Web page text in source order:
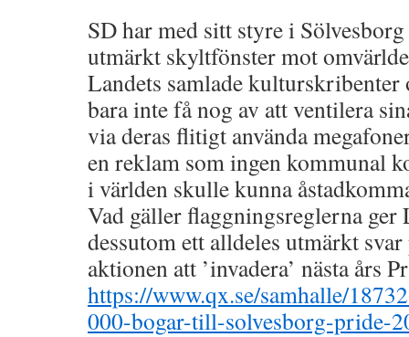
SD har med sitt styre i
utmärkt skyltfönster mot
Landets samlade
bara inte få nog av att ventilera
via deras flitigt använda
en reklam som ingen kommunal
i världen skulle kunna
Vad gäller flaggningsreglerna
dessutom ett alldeles utmärkt
aktionen att ’invadera’ nästa års
https://www.qx.se/samhalle/
000-bogar-till-solvesborg-pride-